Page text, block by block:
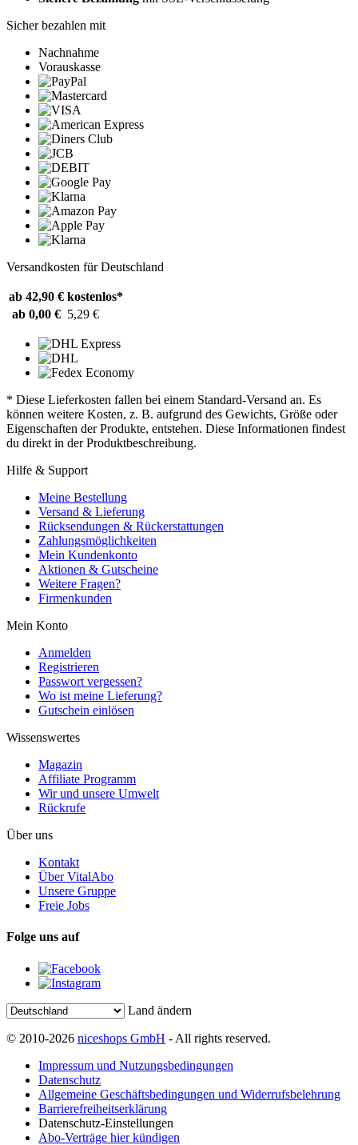
Sicher bezahlen mit
Nachnahme
Vorauskasse
Versandkosten für Deutschland
ab 42,90 € kostenlos*
ab 0,00 € 5,29 €
* Diese Lieferkosten fallen bei einem Standard-Versand an. Es
können weitere Kosten, z. B. aufgrund des Gewichts, Größe oder
Eigenschaften der Produkte, entstehen. Diese Informationen findest
du direkt in der Produktbeschreibung.
Hilfe & Support
Meine Bestellung
Versand & Lieferung
Rücksendungen & Rückerstattungen
Zahlungsmöglichkeiten
Mein Kundenkonto
Aktionen & Gutscheine
Weitere Fragen?
Firmenkunden
Mein Konto
Anmelden
Registrieren
Passwort vergessen?
Wo ist meine Lieferung?
Gutschein einlösen
Wissenswertes
Magazin
Affiliate Programm
Wir und unsere Umwelt
Rückrufe
Über uns
Kontakt
Über VitalAbo
Unsere Gruppe
Freie Jobs
Folge uns auf
Land ändern
© 2010-2026 niceshops GmbH - All rights reserved.
Impressum und Nutzungsbedingungen
Datenschutz
Allgemeine Geschäftsbedingungen und Widerrufsbelehrung
Barrierefreiheitserklärung
Datenschutz-Einstellungen
Abo-Verträge hier kündigen